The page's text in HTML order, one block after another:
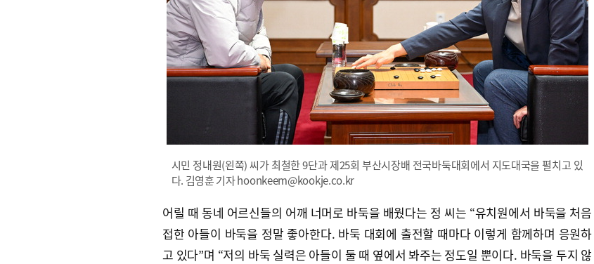
시민 정내원(왼쪽) 씨가 최철한 9단과 제25회 부산시장배 전국바둑대회에서 지도대국을 펼치고 있
다. 김영훈 기자 hoonkeem@kookje.co.kr
어릴 때 동네 어르신들의 어깨 너머로 바둑을 배웠다는 정 씨는 “유치원에서 바둑을 처음
접한 아들이 바둑을 정말 좋아한다. 바둑 대회에 출전할 때마다 이렇게 함께하며 응원하
고 있다”며 “저의 바둑 실력은 아들이 둘 때 옆에서 봐주는 정도일 뿐이다. 바둑을 두지 않